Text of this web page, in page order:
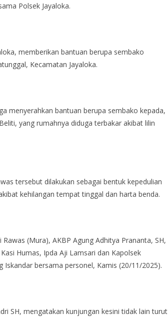
Polsek Jayaloka.
memberikan bantuan berupa sembako
Kecamatan Jayaloka.
menyerahkan bantuan berupa sembako kepada,
yang rumahnya diduga terbakar akibat lilin
tersebut dilakukan sebagai bentuk kepedulian
kehilangan tempat tinggal dan harta benda.
(Mura), AKBP Agung Adhitya Prananta, SH,
Humas, Ipda Aji Lamsari dan Kapolsek
Iskandar bersama personel, Kamis (20/11/2025).
SH, mengatakan kunjungan kesini tidak lain turut